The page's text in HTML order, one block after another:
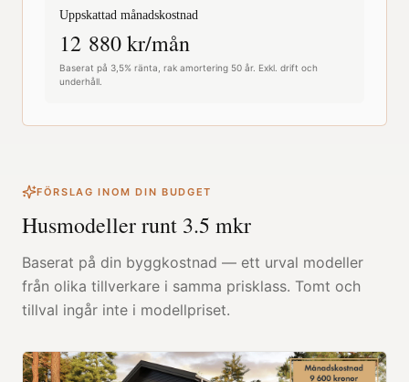
Uppskattad månadskostnad
12 880kr/mån
Baserat på 3,5% ränta, rak amortering 50 år. Exkl. drift och
underhåll.
FÖRSLAG INOM DIN BUDGET
Husmodeller runt 3.5 mkr
Baserat på din byggkostnad — ett urval modeller
från olika tillverkare i samma prisklass. Tomt och
tillval ingår inte i modellpriset.